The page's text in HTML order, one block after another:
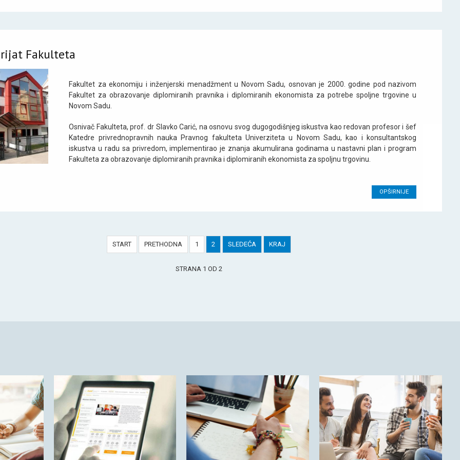
Fakulteta
Fakultet za ekonomiju i inženjerski menadžment u Novom Sadu, osnovan je 2000. godine pod nazivom
Fakultet za obrazovanje diplomiranih pravnika i diplomiranih ekonomista za potrebe spoljne trgovine u
Novom Sadu.
Osnivač Fakulteta, prof. dr Slavko Carić, na osnovu svog dugogodišnjeg iskustva kao redovan profesor i šef
Katedre privrednopravnih nauka Pravnog fakulteta Univerziteta u Novom Sadu, kao i konsultantskog
iskustva u radu sa privredom, implementirao je znanja akumulirana godinama u nastavni plan i program
Fakulteta za obrazovanje diplomiranih pravnika i diplomiranih ekonomista za spoljnu trgovinu.
OPŠIRNIJE
START PRETHODNA 1 2 SLEDEĆA KRAJ
STRANA 1 OD 2